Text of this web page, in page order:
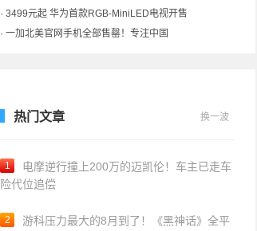
· 3499元起 华为首款RGB-MiniLED电视开售
· 一加北美官网手机全部售罄！专注中国
热门文章 换一波
1
电摩逆行撞上200万的迈凯伦！车主已走车
险代位追偿
2
游科压力最大的8月到了！《黑神话》全平